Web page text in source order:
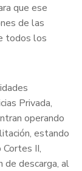
que ese
de las
todos los
Privada,
operando
estando
II,
de descarga, al